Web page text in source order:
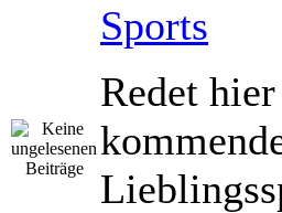
Sports
Redet